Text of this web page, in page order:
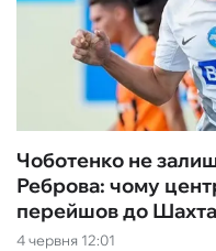
4 червня 12:01
Чоботенко не
Реброва: чому
перейшов до